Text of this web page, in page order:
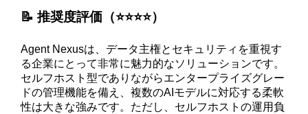
📝 推奨度評価（⭐️⭐️⭐️⭐️）
Agent Nexusは、データ主権とセキュリティを重視す
る企業にとって非常に魅力的なソリューションです。
セルフホスト型でありながらエンタープライズグレー
ドの管理機能を備え、複数のAIモデルに対応する柔軟
性は大きな強みです。ただし、セルフホストの運用負